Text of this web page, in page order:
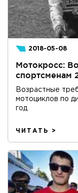
2018-05-08
Мотокросс:
спортсменам
Возрастные
мотоциклов по
год
ЧИТАТЬ >